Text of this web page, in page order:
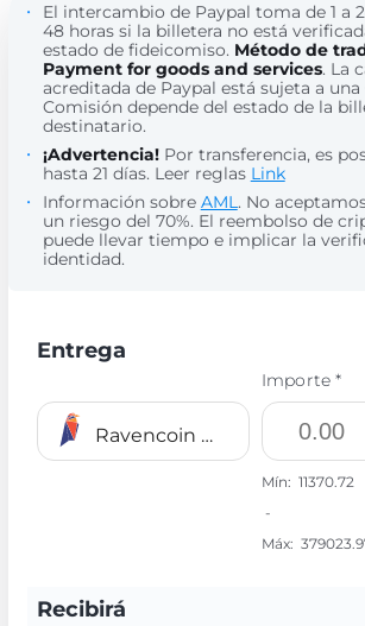
El intercambio de Paypal toma de 1 a
48 horas si la billetera no está
estado de fideicomiso. Método de
Payment for goods and services. La
acreditada de Paypal está sujeta a una
Comisión depende del estado de la
destinatario.
¡Advertencia!Por transferencia, es
hasta 21 días. Leer reglas Link
Información sobre AML. No
un riesgo del 70%. El reembolso de
puede llevar tiempo e implicar la
identidad.
Entrega
Ravencoin RVN
Importe *
Mín: 11370.72
-
Máx:
Recibirá